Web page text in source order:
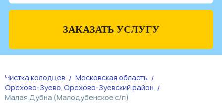
ЗАКАЗАТЬ УСЛУГУ
Чистка колодцев
Московская область
Орехово-Зуево, Орехово-Зуевский район
Малая Дубна (Малодубенское с/п)